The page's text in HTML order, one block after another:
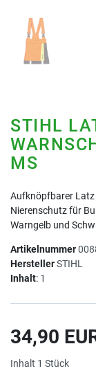
STIHL
MS
Aufknöpfbarer
Nierenschutz für
Warngelb und
Artikelnummer
HerstellerSTIHL
Inhalt: 1
34,90
Inhalt 1 Stück